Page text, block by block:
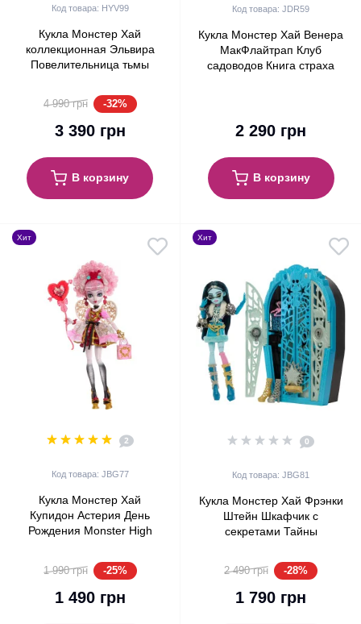
Код товара: HYV99
Кукла Монстер Хай
коллекционная Эльвира
Повелительница тьмы
Elvira Mistress of The Dark
Mattel (HYV99)
4 990 грн -32%
3 390 грн
В корзину
Код товара: JDR59
Кукла Монстер Хай Венера
МакФлайтрап Клуб
садоводов Книга страха
2 290 грн
В корзину
Хит
2
Код товара: JBG77
Кукла Монстер Хай
Купидон Астерия День
Рождения Monster High
Birthday Mattel (JBG77)
1 990 грн -25%
1 490 грн
Хит
0
Код товара: JBG81
Кукла Монстер Хай Фрэнки
Штейн Шкафчик с
секретами Тайны
Skulltimate Secrets Frankie
Stein Hauntlywood Mysteries
(JBG81)
2 490 грн -28%
1 790 грн